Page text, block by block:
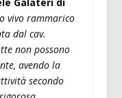
Galateri di
vivo rammarico
dal cav.
non possono
avendo la
secondo